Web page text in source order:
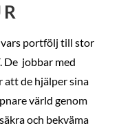
portfölj till stor
De jobbar med
att de hjälper sina
värld genom
och bekväma